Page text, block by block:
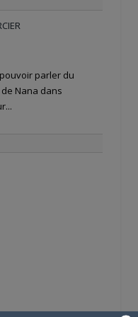
parler du
Nana dans